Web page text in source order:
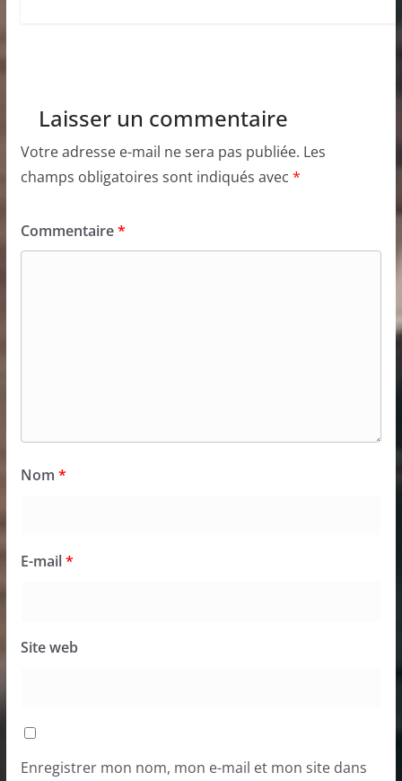
Laisser un commentaire
Votre adresse e-mail ne sera pas publiée. Les
champs obligatoires sont indiqués avec *
Commentaire*
Nom *
E-mail*
Site web
Enregistrer mon nom, mon e-mail et mon site dans